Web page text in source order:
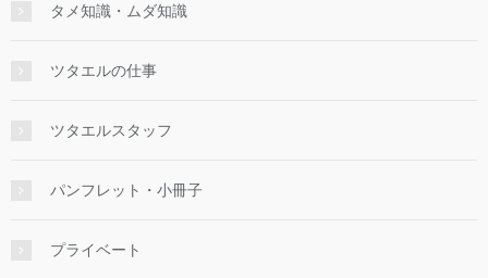
タメ知識・ムダ知識
ツタエルの仕事
ツタエルスタッフ
パンフレット・小冊子
プライベート